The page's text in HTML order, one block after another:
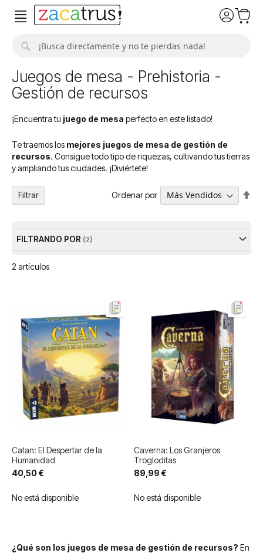
Juegos de mesa - Prehistoria -
Gestión de recursos
¡Encuentra tu juego de mesa perfecto en este listado!
Te traemos los mejores juegos de mesa de gestión de
recursos. Consigue todo tipo de riquezas, cultivando tus tierras
y ampliando tus ciudades. ¡Diviértete!
2 artículos
Ordenar por
Catan: El Despertar de la
Humanidad
40,50 €
No está disponible
Caverna: Los Granjeros
Trogloditas
89,99 €
No está disponible
¿Qué son los juegos de mesa de gestión de recursos? En
Filtrar
FILTRANDO POR